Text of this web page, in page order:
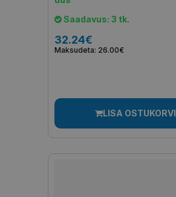
Saadavus: 3 tk.
32.24€
Maksudeta: 26.00€
LISA OSTUKORVI